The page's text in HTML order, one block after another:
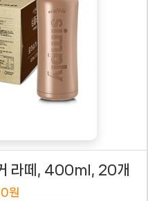
라떼, 400ml, 20개
원